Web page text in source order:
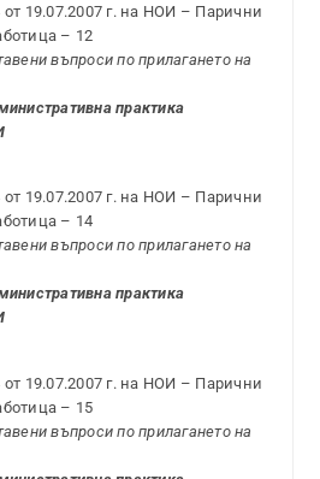
19.07.2007 г. на НОИ – Парични
– 12
въпроси по прилагането на
практика
19.07.2007 г. на НОИ – Парични
– 14
въпроси по прилагането на
практика
19.07.2007 г. на НОИ – Парични
– 15
въпроси по прилагането на